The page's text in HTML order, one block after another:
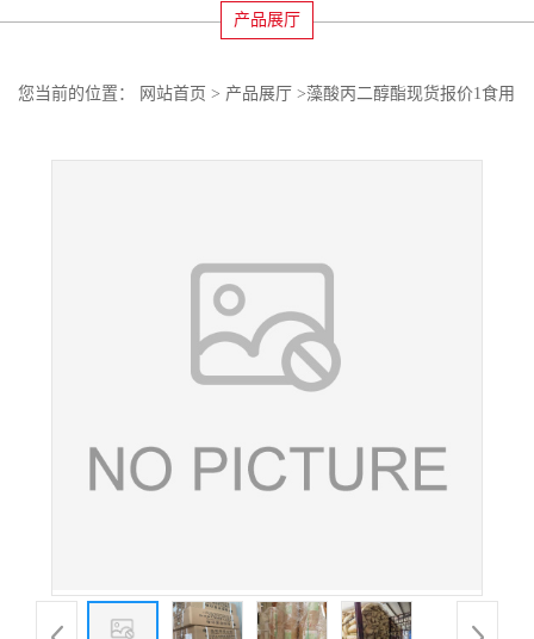
产品展厅
您当前的位置： 网站首页 > 产品展厅 >藻酸丙二醇酯现货报价1食用